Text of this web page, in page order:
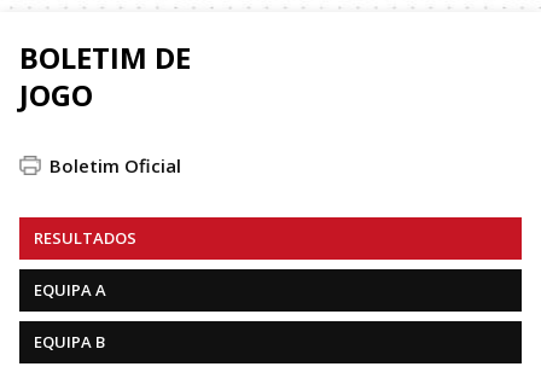
BOLETIM DE
JOGO
Boletim Oficial
RESULTADOS
EQUIPA A
EQUIPA B